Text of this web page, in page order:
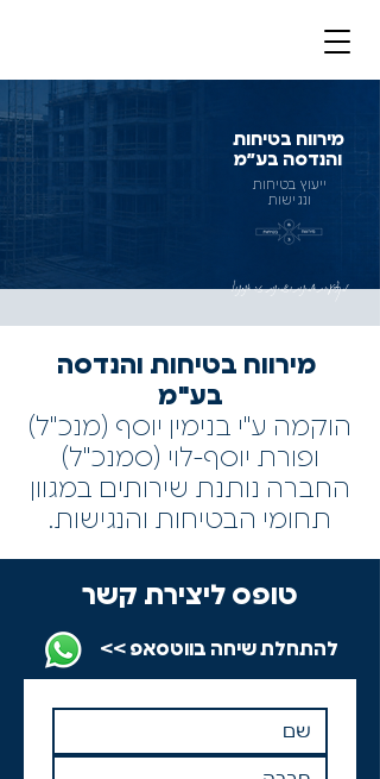
מירווח בטיחות
והנדסה בע״מ
ייעוץ בטיחות
ונגישות
מקצועיות אמינות וזמינות, זה אנחנו!
מירווח בטיחות והנדסה
בע"מ
הוקמה ע"י בנימין יוסף (מנכ"ל)
ופורת יוסף-לוי (סמנכ"ל)
החברה נותנת שירותים במגוון
תחומי הבטיחות והנגישות.
טופס ליצירת קשר
להתחלת שיחה בווטסאפ >>